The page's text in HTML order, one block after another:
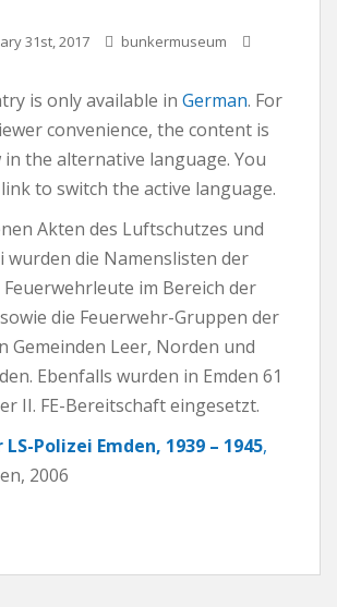
31st, 2017 bunkermuseum
is only available in German. For
convenience, the content is
the alternative language. You
to switch the active language.
Akten des Luftschutzes und
wurden die Namenslisten der
im Bereich der
die Feuerwehr-Gruppen der
Gemeinden Leer, Norden und
Ebenfalls wurden in Emden 61
II. FE-Bereitschaft eingesetzt.
Polizei Emden, 1939 – 1945,
2006